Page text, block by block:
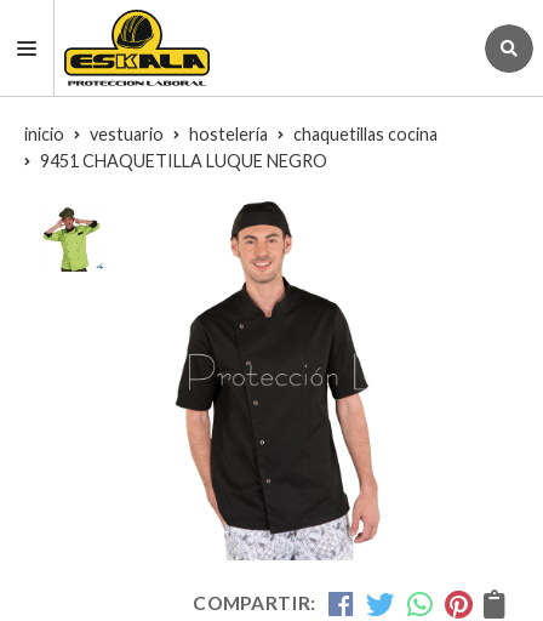
inicio vestuario hostelería
chaquetillas cocina
9451 CHAQUETILLA LUQUE NEGRO
COMPARTIR: